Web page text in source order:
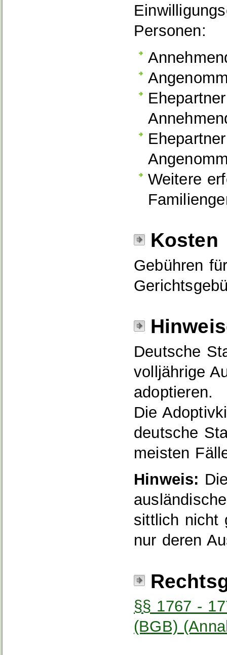
Personen:
Weitere
Kosten
Gebühren
Deutsche
volljährige
adoptieren.
Die
deutsche
meisten
Hinweis:
sittlich nicht
nur deren
§§ 1767 -
(BGB)